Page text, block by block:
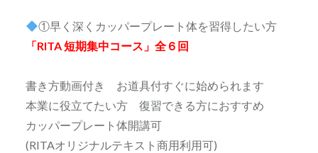
①早く深くカッパープレート体を習得したい方
「RITA 短期集中コース」全６回
書き方動画付き お道具付すぐに始められます
本業に役立てたい方 復習できる方におすすめ
カッパープレート体開講可
(RITAオリジナルテキスト商用利用可)